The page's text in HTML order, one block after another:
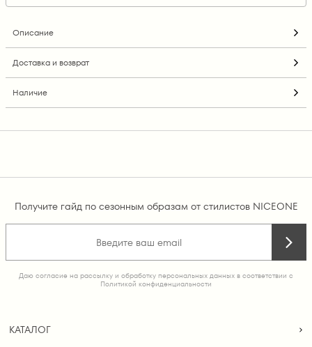
Описание
Доставка и возврат
Наличие
Получите гайд по сезонным образам от стилистов NICEONE
Даю согласие на рассылку и обработку персональных данных в соответствии с
Политикой конфиденциальности
КАТАЛОГ